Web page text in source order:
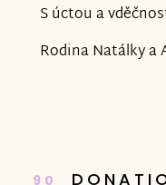
S úctou a
Rodina Natálky a
90